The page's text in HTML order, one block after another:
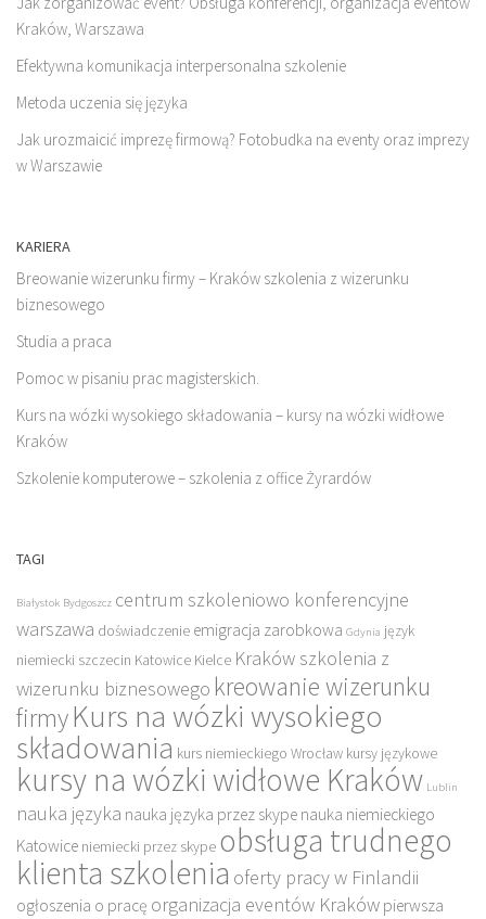
Kraków, Warszawa
Efektywna komunikacja interpersonalna szkolenie
Metoda uczenia się języka
Jak urozmaicić imprezę firmową? Fotobudka na eventy oraz imprezy
w Warszawie
KARIERA
Breowanie wizerunku firmy – Kraków szkolenia z wizerunku
biznesowego
Studia a praca
Pomoc w pisaniu prac magisterskich.
Kurs na wózki wysokiego składowania – kursy na wózki widłowe
Kraków
Szkolenie komputerowe – szkolenia z office Żyrardów
TAGI
Białystok Bydgoszcz centrum szkoleniowo konferencyjne
warszawa doświadczenie emigracja zarobkowa Gdynia język
niemiecki szczecin Katowice Kielce Kraków szkolenia z
wizerunku biznesowego kreowanie wizerunku
firmyKurs na wózki wysokiego
składowania kurs niemieckiego Wrocław kursy językowe
kursy na wózki widłowe Kraków Lublin
nauka języka nauka języka przez skype nauka niemieckiego
Katowice niemiecki przez skype obsługa trudnego
klienta szkolenia oferty pracy w Finlandii
ogłoszenia o pracę organizacja eventów Kraków pierwsza